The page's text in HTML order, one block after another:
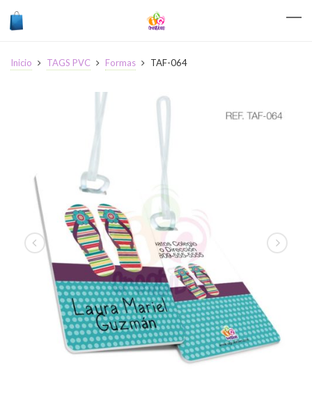
Inicio TAGS PVC Formas TAF-064